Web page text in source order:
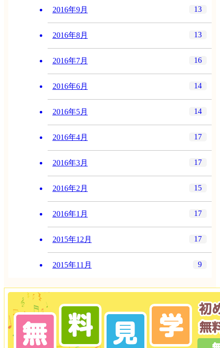
2016年9月 13
2016年8月 13
2016年7月 16
2016年6月 14
2016年5月 14
2016年4月 17
2016年3月 17
2016年2月 15
2016年1月 17
2015年12月 17
2015年11月 9